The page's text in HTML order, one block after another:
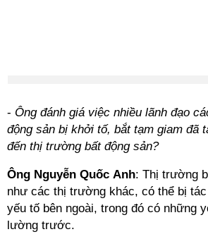
- Ông đánh giá việc nhiều lãnh đạo
động sản bị khởi tố, bắt tạm giam đã
đến thị trường bất động sản?
Ông Nguyễn Quốc Anh: Thị trường
như các thị trường khác, có thể bị
yếu tố bên ngoài, trong đó có những
lường trước.